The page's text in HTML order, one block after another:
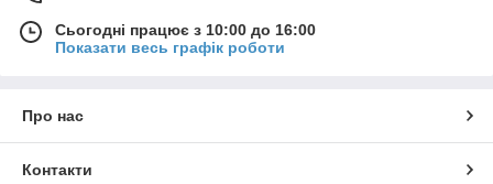
Сьогодні працює з 10:00 до 16:00
Показати весь графік роботи
Про нас
Контакти